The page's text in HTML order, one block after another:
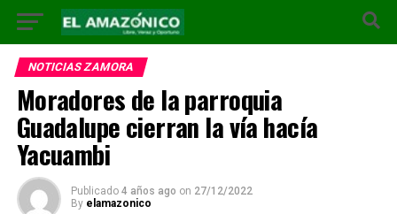
NOTICIAS ZAMORA
Moradores de la parroquia
Guadalupe cierran la vía hacía
Yacuambi
Publicado 4 años ago on 27/12/2022
By elamazonico